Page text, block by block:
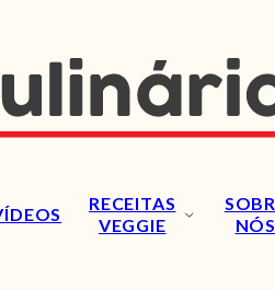
RECEITAS
VEGGIE
NÓS